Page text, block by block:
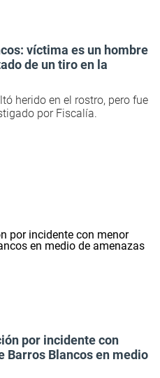
víctima es un hombre
de un tiro en la
herido en el rostro, pero fue
por Fiscalía.
por incidente con
Barros Blancos en medio